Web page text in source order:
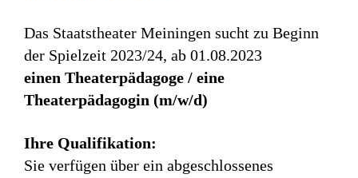
Das Staatstheater Meiningen sucht zu Beginn
der Spielzeit 2023/24, ab 01.08.2023
einen Theaterpädagoge / eine
Theaterpädagogin (m/w/d)
Ihre Qualifikation:
Sie verfügen über ein abgeschlossenes